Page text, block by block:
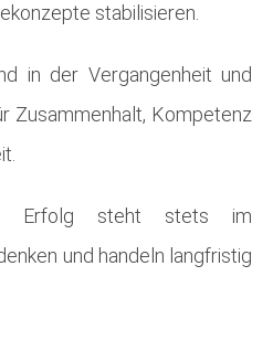
stabilisieren.
in der Vergangenheit und
Zusammenhalt, Kompetenz
Erfolg steht stets im
und handeln langfristig